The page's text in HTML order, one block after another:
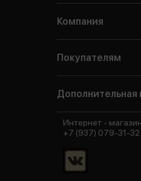
Компания
Покупателям
Интернет -
+7 (937) 079-31-32